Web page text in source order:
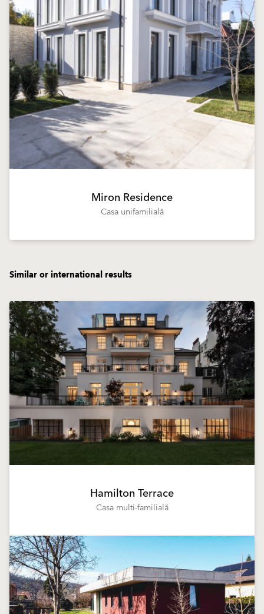
Miron Residence
Casa unifamilială
Similar or international results
Hamilton Terrace
Casa multi-familială